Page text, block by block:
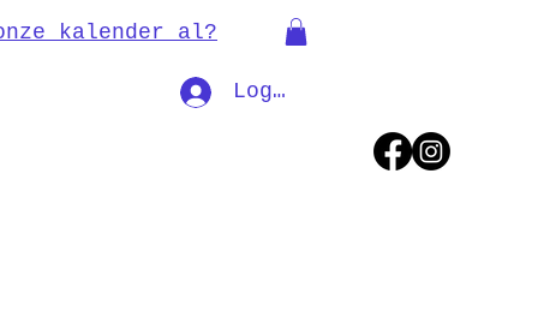
kalender al?
Log In